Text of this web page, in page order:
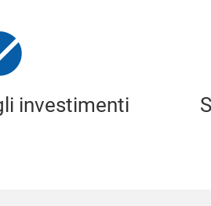
investimenti